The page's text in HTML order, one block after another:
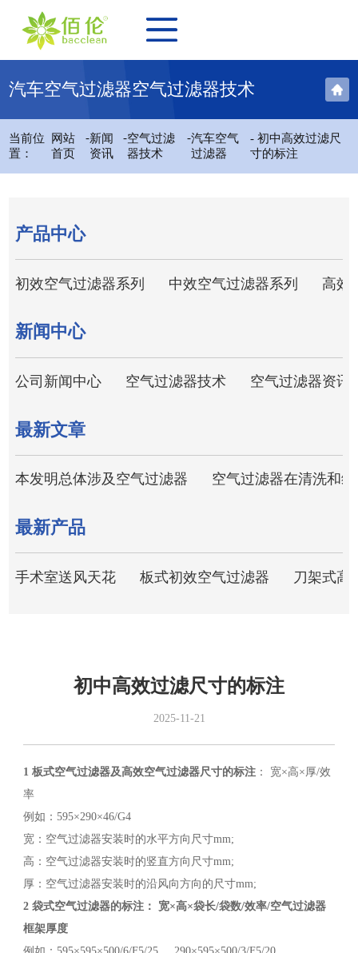
汽车空气过滤器空气过滤器技术
当前位
置：
网站
首页
-新闻
资讯
-空气过滤
器技术
-汽车空气
过滤器
- 初中高效过滤尺
寸的标注
产品中心
初效空气过滤器系列 中效空气过滤器系列 高效
新闻中心
公司新闻中心 空气过滤器技术 空气过滤器资讯
最新文章
本发明总体涉及空气过滤器 空气过滤器在清洗和
最新产品
手术室送风天花 板式初效空气过滤器 刀架式高
初中高效过滤尺寸的标注
2025-11-21
1 板式空气过滤器及高效空气过滤器尺寸的标注： 宽×高×厚/效
率
例如：595×290×46/G4
宽：空气过滤器安装时的水平方向尺寸mm;
高：空气过滤器安装时的竖直方向尺寸mm;
厚：空气过滤器安装时的沿风向方向的尺寸mm;
2 袋式空气过滤器的标注： 宽×高×袋长/袋数/效率/空气过滤器
框架厚度